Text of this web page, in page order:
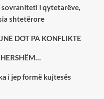
i qytetarëve,
shtetërore
DOT PA KONFLIKTE
i jep formë kujtesës